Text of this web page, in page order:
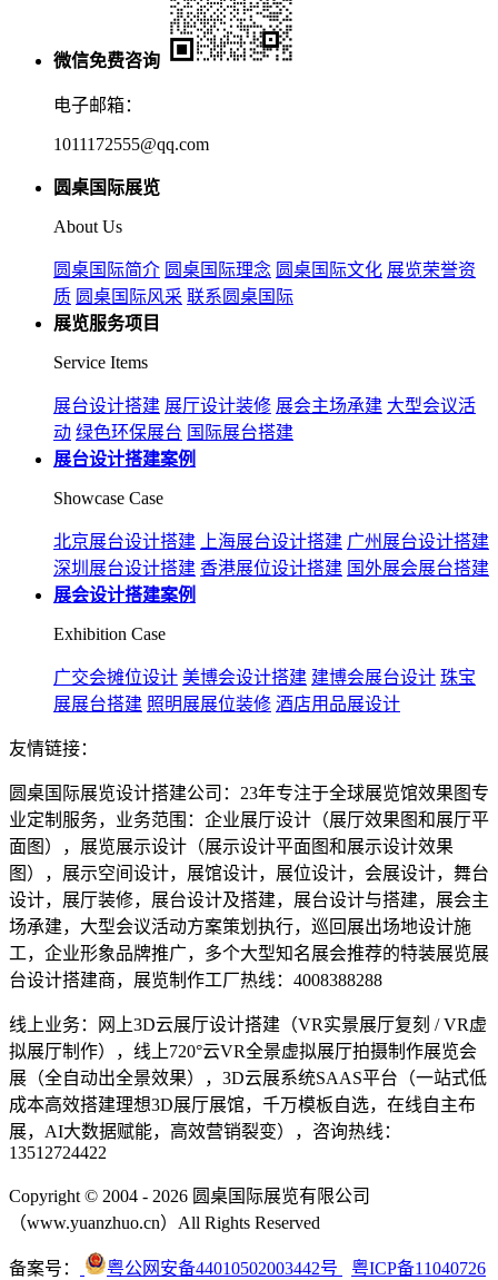
微信免费咨询
电子邮箱：
1011172555@qq.com
圆桌国际展览
About Us
圆桌国际简介 圆桌国际理念 圆桌国际文化 展览荣誉资
质 圆桌国际风采 联系圆桌国际
展览服务项目
Service Items
展台设计搭建 展厅设计装修 展会主场承建 大型会议活
动 绿色环保展台 国际展台搭建
展台设计搭建案例
Showcase Case
北京展台设计搭建 上海展台设计搭建 广州展台设计搭建
深圳展台设计搭建 香港展位设计搭建 国外展会展台搭建
展会设计搭建案例
Exhibition Case
广交会摊位设计 美博会设计搭建 建博会展台设计 珠宝
展展台搭建 照明展展位装修 酒店用品展设计
友情链接：
圆桌国际展览设计搭建公司：23年专注于全球展览馆效果图专
业定制服务，业务范围：企业展厅设计（展厅效果图和展厅平
面图），展览展示设计（展示设计平面图和展示设计效果
图），展示空间设计，展馆设计，展位设计，会展设计，舞台
设计，展厅装修，展台设计及搭建，展台设计与搭建，展会主
场承建，大型会议活动方案策划执行，巡回展出场地设计施
工，企业形象品牌推广，多个大型知名展会推荐的特装展览展
台设计搭建商，展览制作工厂热线：4008388288
线上业务：网上3D云展厅设计搭建（VR实景展厅复刻 / VR虚
拟展厅制作），线上720°云VR全景虚拟展厅拍摄制作展览会
展（全自动出全景效果），3D云展系统SAAS平台（一站式低
成本高效搭建理想3D展厅展馆，千万模板自选，在线自主布
展，AI大数据赋能，高效营销裂变），咨询热线：
13512724422
Copyright © 2004 - 2026 圆桌国际展览有限公司
（www.yuanzhuo.cn）All Rights Reserved
备案号： 粤公网安备44010502003442号 粤ICP备11040726